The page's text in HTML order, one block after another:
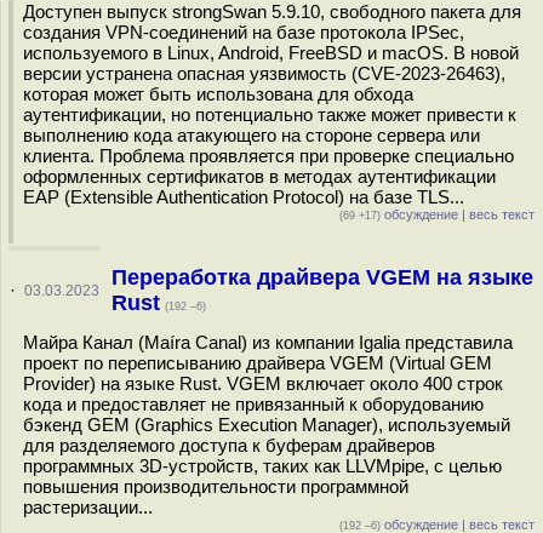
Доступен выпуск strongSwan 5.9.10, свободного пакета для
создания VPN-соединений на базе протокола IPSec,
используемого в Linux, Android, FreeBSD и macOS. В новой
версии устранена опасная уязвимость (CVE-2023-26463),
которая может быть использована для обхода
аутентификации, но потенциально также может привести к
выполнению кода атакующего на стороне сервера или
клиента. Проблема проявляется при проверке специально
оформленных сертификатов в методах аутентификации
EAP (Extensible Authentication Protocol) на базе TLS...
(69 +17) обсуждение | весь текст
· 03.03.2023
Переработка драйвера VGEM на языке
Rust (192 –6)
Майра Канал (Maíra Canal) из компании Igalia представила
проект по переписыванию драйвера VGEM (Virtual GEM
Provider) на языке Rust. VGEM включает около 400 строк
кода и предоставляет не привязанный к оборудованию
бэкенд GEM (Graphics Execution Manager), используемый
для разделяемого доступа к буферам драйверов
программных 3D-устройств, таких как LLVMpipe, с целью
повышения производительности программной
растеризации...
(192 –6) обсуждение | весь текст